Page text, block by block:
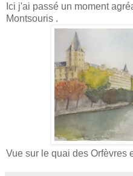
Ici j'ai passé un moment
Montsouris .
Vue sur le quai des Orfèvres